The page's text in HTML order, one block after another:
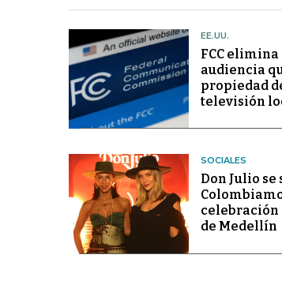
EE.UU.
FCC
audiencia
propiedad
televisión
SOCIALES
Don Julio se
celebración
de Medellín